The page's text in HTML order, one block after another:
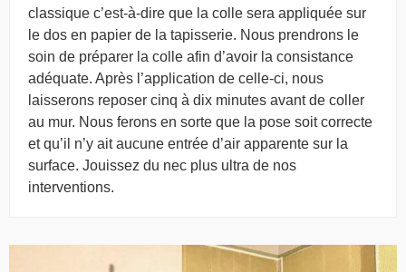
classique c’est-à-dire que la colle sera appliquée sur
le dos en papier de la tapisserie. Nous prendrons le
soin de préparer la colle afin d’avoir la consistance
adéquate. Après l’application de celle-ci, nous
laisserons reposer cinq à dix minutes avant de coller
au mur. Nous ferons en sorte que la pose soit correcte
et qu’il n’y ait aucune entrée d’air apparente sur la
surface. Jouissez du nec plus ultra de nos
interventions.